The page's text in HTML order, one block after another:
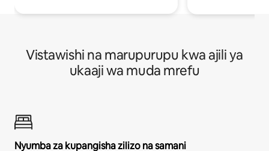
Vistawishi na marupurupu kwa ajili ya
ukaaji wa muda mrefu
Nyumba za kupangisha zilizo na samani